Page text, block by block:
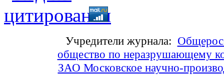
Учредители журнала:
общество по неразрушающему
ЗАО Московское научно-